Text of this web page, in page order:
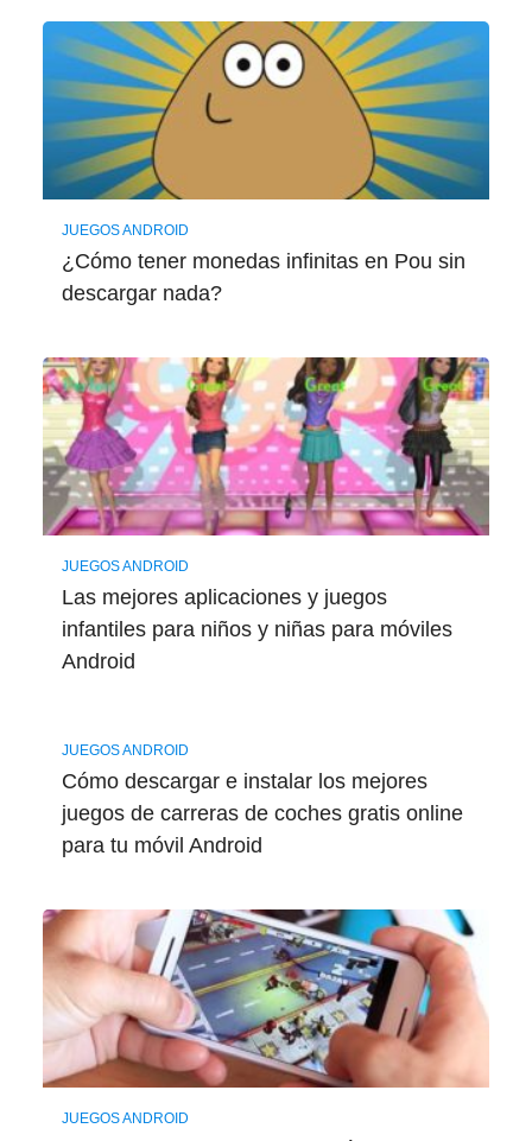
JUEGOS ANDROID
¿Cómo tener monedas infinitas en Pou sin
descargar nada?
JUEGOS ANDROID
Las mejores aplicaciones y juegos
infantiles para niños y niñas para móviles
Android
JUEGOS ANDROID
Cómo descargar e instalar los mejores
juegos de carreras de coches gratis online
para tu móvil Android
JUEGOS ANDROID